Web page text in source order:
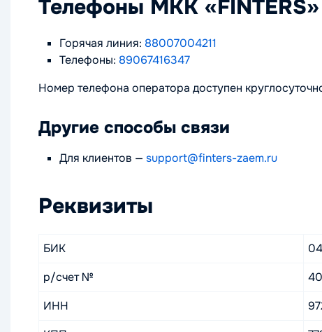
Телефоны МКК «FINTERS»
Горячая линия: 88007004211
Телефоны: 89067416347
Номер телефона оператора доступен
Другие способы связи
Для клиентов — support@finters-zaem.ru
Реквизиты
БИК
р/счет №
ИНН